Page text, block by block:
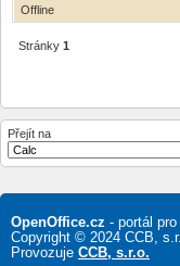
Offline
Stránky 1
Přejít na
OpenOffice.cz - portál
Copyright © 2024 CCB,
Provozuje CCB, s.r.o.